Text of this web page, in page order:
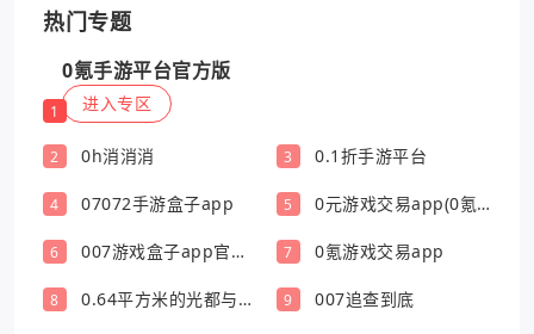
热门专题
1
0氪手游平台官方版
进入专区
2 0h消消消 3 0.1折手游平台
4 07072手游盒子app 5
0元游戏交易app(0氪
6
007游戏盒子app官方
7 0氪游戏交易app
8
0.64平方米的光都与你
9 007追查到底